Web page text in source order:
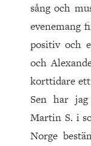
sång och
evenemang
positiv och
och
korttidare
Sen har
Martin S. i
Norge